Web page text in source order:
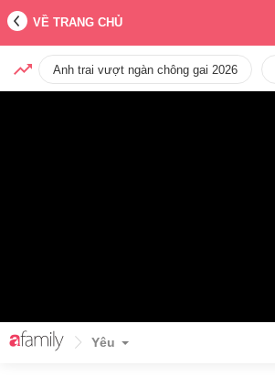
VỀ TRANG CHỦ
Anh trai vượt ngàn chông gai 2026
Yêu